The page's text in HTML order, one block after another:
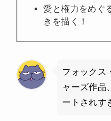
愛と権力をめぐ
きを描く！
フォックス
ャーズ作品
ートされす